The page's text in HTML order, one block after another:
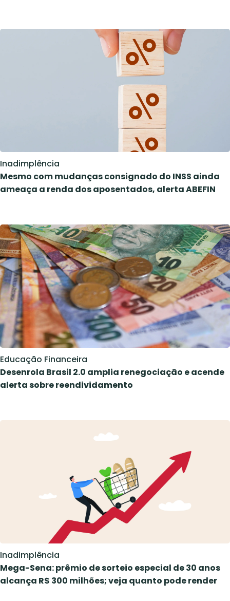
Inadimplência
Mesmo com mudanças consignado do INSS ainda
ameaça a renda dos aposentados, alerta ABEFIN
Educação Financeira
Desenrola Brasil 2.0 amplia renegociação e acende
alerta sobre reendividamento
Inadimplência
Mega-Sena: prêmio de sorteio especial de 30 anos
alcança R$ 300 milhões; veja quanto pode render